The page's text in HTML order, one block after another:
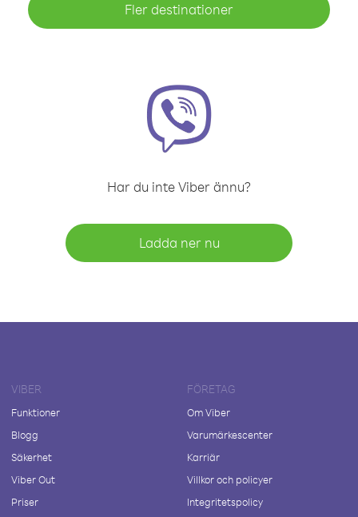
Fler destinationer
Har du inte Viber ännu?
Ladda ner nu
VIBER
Funktioner
Blogg
Säkerhet
Viber Out
Priser
FÖRETAG
Om Viber
Varumärkescenter
Karriär
Villkor och policyer
Integritetspolicy